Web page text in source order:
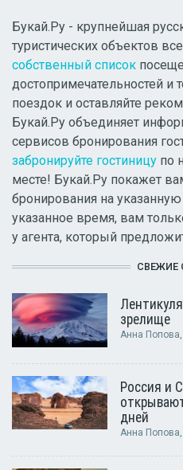
Букай.Ру - крупнейшая
туристических объектов
собственный список
достопримечательностей и
поездок и оставляйте
Букай.Ру объединяет
сервисов бронирования
забронируйте гостиницу по
месте! Букай.Ру покажет
бронирования на
указанное время, вам
у агента, который
СВЕЖИЕ
зрелище
Анна Попова
Россия и
дней
Анна Попова